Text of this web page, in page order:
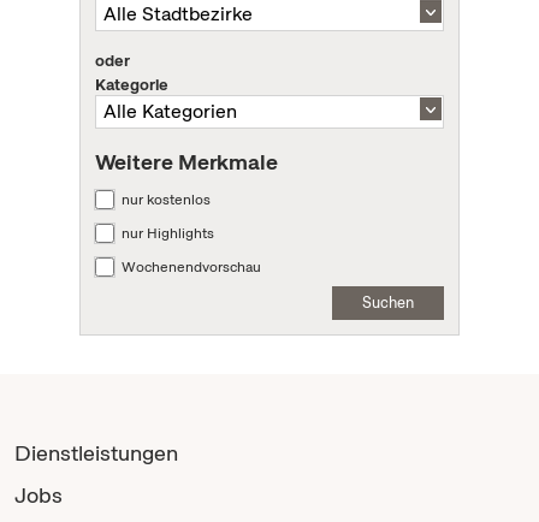
oder
Kategorie
Weitere Merkmale
nur kostenlos
nur Highlights
Wochenendvorschau
Suchen
Dienstleistungen
Jobs